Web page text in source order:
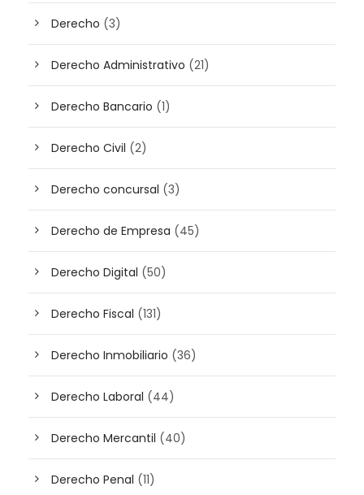
Derecho (3)
Derecho Administrativo (21)
Derecho Bancario (1)
Derecho Civil (2)
Derecho concursal (3)
Derecho de Empresa (45)
Derecho Digital (50)
Derecho Fiscal (131)
Derecho Inmobiliario (36)
Derecho Laboral (44)
Derecho Mercantil (40)
Derecho Penal (11)